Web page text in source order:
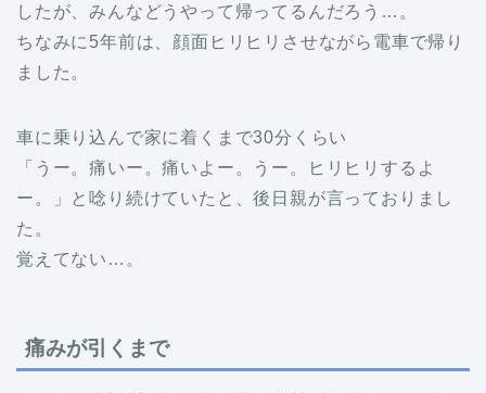
したが、みんなどうやって帰ってるんだろう…。
ちなみに5年前は、顔面ヒリヒリさせながら電車で帰り
ました。
車に乗り込んで家に着くまで30分くらい
「うー。痛いー。痛いよー。うー。ヒリヒリするよ
ー。」と唸り続けていたと、後日親が言っておりまし
た。
覚えてない…。
痛みが引くまで